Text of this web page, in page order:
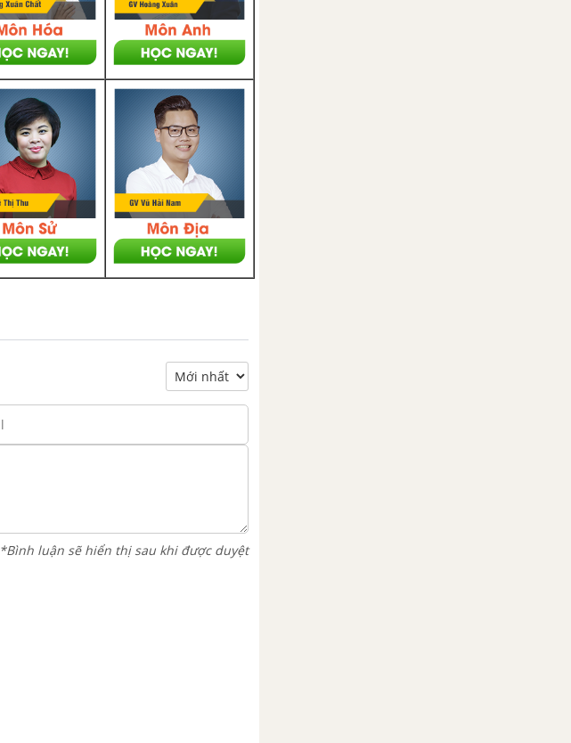
*Bình luận sẽ hiển thị sau khi được duyệt